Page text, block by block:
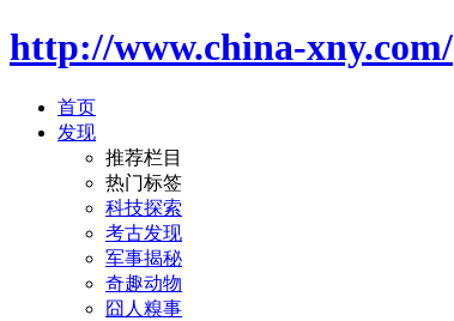
http://www.china-xny.com/
首页
发现
推荐栏目
热门标签
科技探索
考古发现
军事揭秘
奇趣动物
囧人糗事